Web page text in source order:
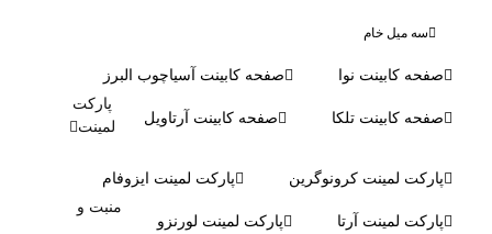
سه میل خام
صفحه کابینت نوا صفحه کابینت آسیاچوب البرز
صفحه کابینت تلکا صفحه کابینت آرتاویل
پارکت
لمینت
پارکت لمینت کرونوگرین پارکت لمینت ایزوفام
پارکت لمینت آرتا پارکت لمینت لورنزو
منبت و